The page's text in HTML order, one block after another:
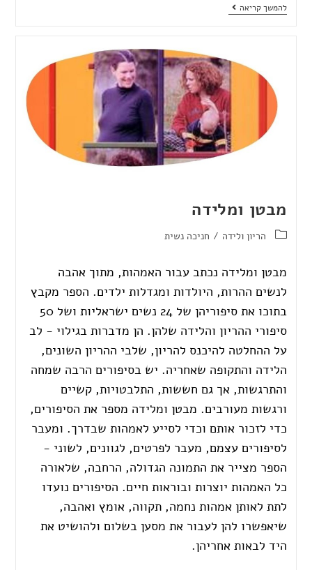
להמשך קריאה
מבטן ומלידה
הריון ולידה / חניכה נשית
מבטן ומלידה נכתב עבור האמהות, מתוך אהבה
לנשים ההרות, היולדות ומגדלות ילדים. הספר מקבץ
בתוכו את סיפוריהן של 24 נשים ישראליות ושל 50
סיפורי ההריון והלידה שלהן. הן מדברות בגילוי - לב
על ההחלטה להיכנס להריון, שלבי ההריון השונים,
הלידה והתקופה שאחריה. יש בסיפורים הרבה שמחה
והתרגשות, אך גם חששות, התלבטויות, קשיים
ורגשות מעורבים. מבטן ומלידה מספר את הסיפורים,
כדי לזכור אותם וכדי לסייע לאמהות שבדרך. ומעבר
לסיפורים עצמם, מעבר לפרטים, לגוונים, לשוני -
הספר מצייר את התמונה הגדולה, הרחבה, שלאורה
כל האמהות יוצרות ובוראות חיים. הסיפורים נועדו
לתת לאותן אמהות נחמה, תקווה, אומץ ואהבה,
שיאפשרו להן לעבור את מסען בשלום ולהושיט את
היד לבאות אחריהן.